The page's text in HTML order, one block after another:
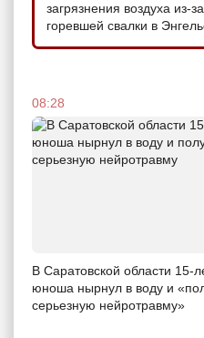
загрязнения воздуха из-за
горевшей свалки в
08:28
В Саратовской области 15-
юноша нырнул в воду и
серьезную нейротравму»